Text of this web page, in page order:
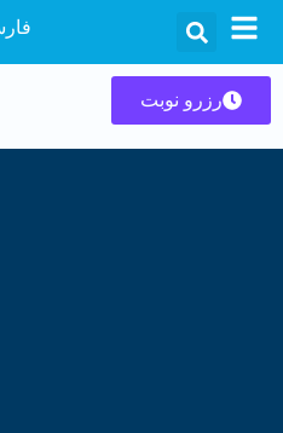
رزرو نوبت